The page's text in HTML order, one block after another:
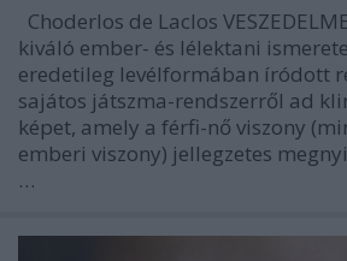
Choderlos de Laclos
kiváló ember- és lélektani
eredetileg levélformában íródott
sajátos játszma-rendszerről ad
képet, amely a férfi-nő viszony
emberi viszony) jellegzetes
…